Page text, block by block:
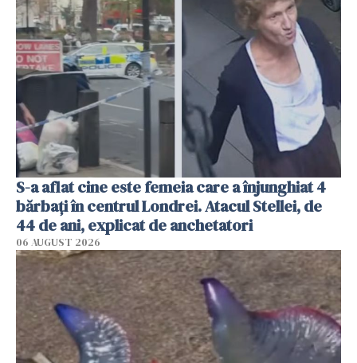
S-a aflat cine este femeia care a înjunghiat 4
bărbați în centrul Londrei. Atacul Stellei, de
44 de ani, explicat de anchetatori
06 AUGUST 2026